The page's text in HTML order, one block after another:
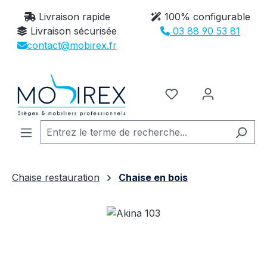
Passer au contenu principal
Livraison rapide
100% configurable
Livraison sécurisée
03 88 90 53 81
contact@mobirex.fr
Vous avez 0
Chaise restauration
Chaise en bois